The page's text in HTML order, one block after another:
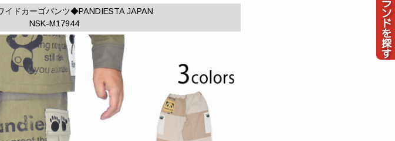
イドカーゴパンツ◆PANDIESTA JAPAN
NSK-M17944